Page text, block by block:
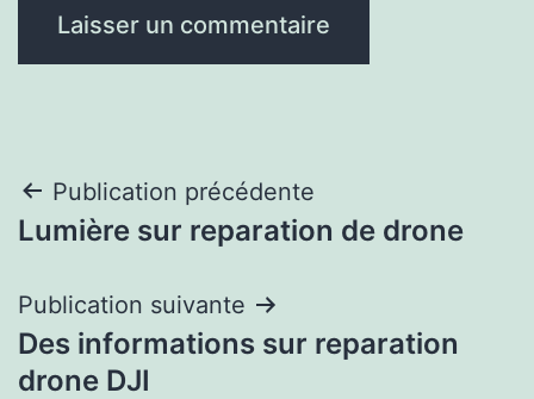
Navigation
de
l’article
Publication précédente
Lumière sur reparation de drone
Publication suivante
Des informations sur reparation
drone DJI